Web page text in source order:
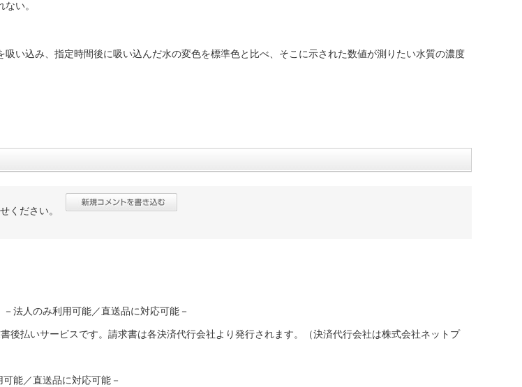
い。
い込み、指定時間後に吸い込んだ水の変色を標準色と比べ、そこに示された数値が測りたい水質の濃度
ください。
法人のみ利用可能／直送品に対応可能－
後払いサービスです。請求書は各決済代行会社より発行されます。（決済代行会社は株式会社ネットプ
能／直送品に対応可能－